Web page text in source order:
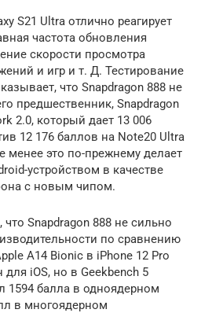
S21 Ultra отлично реагирует
частота обновления
скорости просмотра
и игр и т. Д. Тестирование
что Snapdragon 888 не
предшественник, Snapdragon
2.0, который дает 13 006
12 176 баллов на Note20 Ultra
это по-прежнему делает
устройством в качестве
с новым чипом.
что Snapdragon 888 не сильно
по сравнению
A14 Bionic в iPhone 12 Pro
для iOS, но в Geekbench 5
1594 балла в одноядерном
в многоядерном